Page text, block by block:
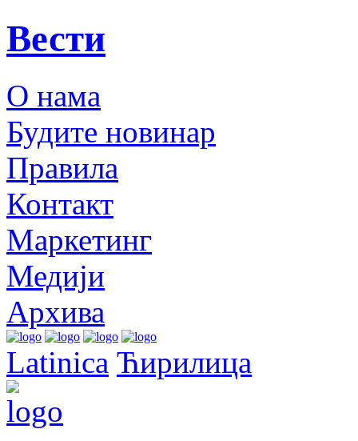
Вести
О нама
Будите новинар
Правила
Контакт
Маркетинг
Медији
Архива
Latinica Ћирилица